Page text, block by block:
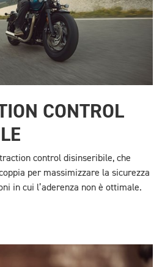
CONTROL
control disinseribile, che
per massimizzare la sicurezza
in cui l’aderenza non è ottimale.